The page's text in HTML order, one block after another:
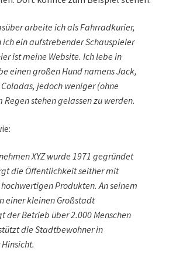
arbeite ich als Fahrradkurier,
ich ein aufstrebender Schauspieler
ist meine Website. Ich lebe in
einen großen Hund namens Jack,
jedoch weniger (ohne
Regen stehen gelassen zu werden.
XYZ wurde 1971 gegründet
die Öffentlichkeit seither mit
Produkten. An seinem
einer kleinen Großstadt
der Betrieb über 2.000 Menschen
die Stadtbewohner in